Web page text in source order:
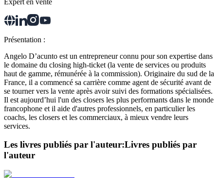
Présentation :
Angelo D’acunto est un entrepreneur connu pour son expertise dans
le domaine du closing high-ticket (la vente de services ou produits
haut de gamme, rémunérée à la commission). Originaire du sud de la
France, il a commencé sa carrière comme agent de sécurité avant de
se tourner vers la vente après avoir suivi des formations spécialisées.
Il est aujourd’hui l'un des closers les plus performants dans le monde
francophone et il aide d'autres professionnels, en particulier les
coachs, les closers et les commerciaux, à mieux vendre leurs
services.
Les livres publiés par l'auteur:Livres publiés par
l'auteur